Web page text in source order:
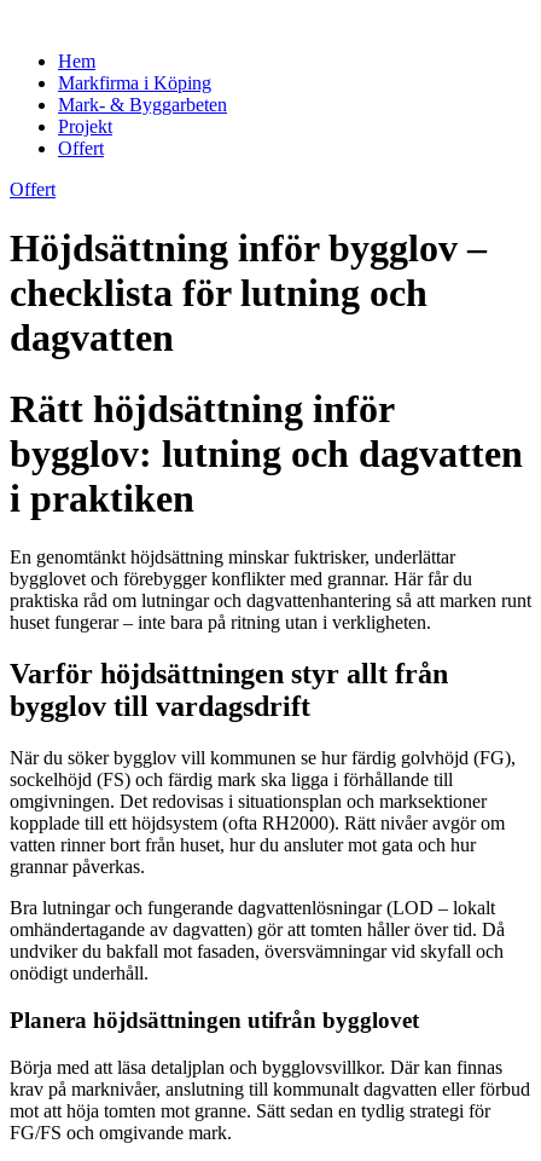
Hem
Markfirma i Köping
Mark- & Byggarbeten
Projekt
Offert
Offert
Höjdsättning inför bygglov –
checklista för lutning och
dagvatten
Rätt höjdsättning inför
bygglov: lutning och dagvatten
i praktiken
En genomtänkt höjdsättning minskar fuktrisker, underlättar
bygglovet och förebygger konflikter med grannar. Här får du
praktiska råd om lutningar och dagvattenhantering så att marken runt
huset fungerar – inte bara på ritning utan i verkligheten.
Varför höjdsättningen styr allt från
bygglov till vardagsdrift
När du söker bygglov vill kommunen se hur färdig golvhöjd (FG),
sockelhöjd (FS) och färdig mark ska ligga i förhållande till
omgivningen. Det redovisas i situationsplan och marksektioner
kopplade till ett höjdsystem (ofta RH2000). Rätt nivåer avgör om
vatten rinner bort från huset, hur du ansluter mot gata och hur
grannar påverkas.
Bra lutningar och fungerande dagvattenlösningar (LOD – lokalt
omhändertagande av dagvatten) gör att tomten håller över tid. Då
undviker du bakfall mot fasaden, översvämningar vid skyfall och
onödigt underhåll.
Planera höjdsättningen utifrån bygglovet
Börja med att läsa detaljplan och bygglovsvillkor. Där kan finnas
krav på marknivåer, anslutning till kommunalt dagvatten eller förbud
mot att höja tomten mot granne. Sätt sedan en tydlig strategi för
FG/FS och omgivande mark.